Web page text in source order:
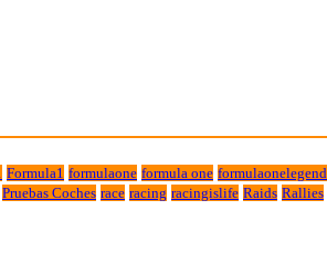
Formula1 formulaone formula one formulaonelegend
Pruebas Coches race racing racingislife Raids Rallies